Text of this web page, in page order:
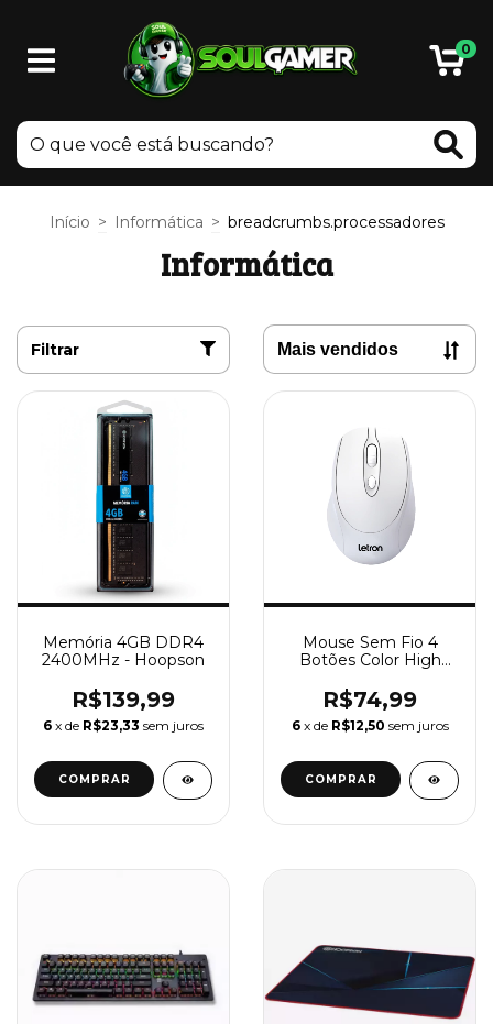
0
Início > Informática > breadcrumbs.processadores
Informática
Filtrar
Memória 4GB DDR4
2400MHz - Hoopson
R$139,99
6 x de R$23,33 sem juros
Mouse Sem Fio 4
Botões Color High
R$74,99
6 x de R$12,50 sem juros
COMPRAR